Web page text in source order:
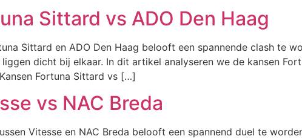
Sittard vs ADO Den Haag
Sittard en ADO Den Haag belooft een spannende clash te
liggen dicht bij elkaar. In dit artikel analyseren we de kansen
Fortuna Sittard vs […]
vs NAC Breda
Vitesse en NAC Breda belooft een spannend duel te